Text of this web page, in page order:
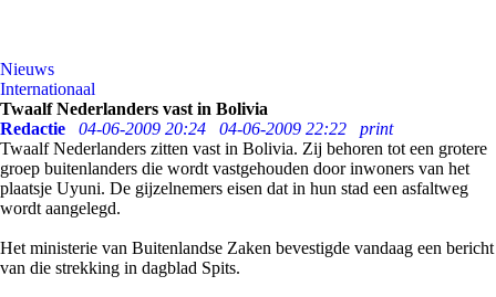
Nieuws
Internationaal
Twaalf Nederlanders vast in Bolivia
Redactie
04-06-2009 20:24 04-06-2009 22:22
print
Twaalf Nederlanders zitten vast in Bolivia. Zij behoren tot een grotere
groep buitenlanders die wordt vastgehouden door inwoners van het
plaatsje Uyuni. De gijzelnemers eisen dat in hun stad een asfaltweg
wordt aangelegd.
Het ministerie van Buitenlandse Zaken bevestigde vandaag een bericht
van die strekking in dagblad Spits.